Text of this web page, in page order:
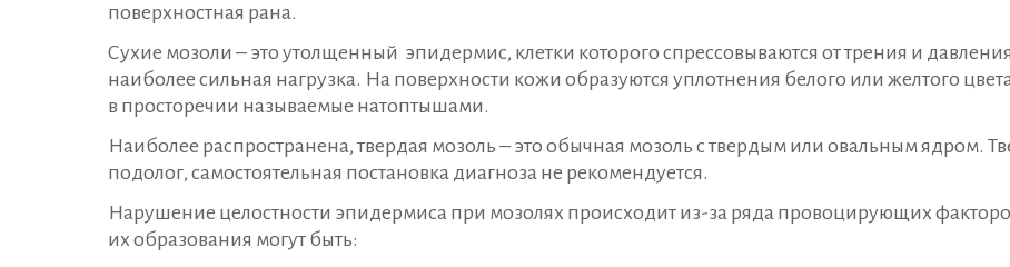
поверхностная рана.
Сухие мозоли – это утолщенный эпидермис, клетки которого спрессовываются от трения и
наиболее сильная нагрузка. На поверхности кожи образуются уплотнения белого или желтого
в просторечии называемые натоптышами.
Наиболее распространена, твердая мозоль – это обычная мозоль с твердым или овальным ядром.
подолог, самостоятельная постановка диагноза не рекомендуется.
Нарушение целостности эпидермиса при мозолях происходит из-за ряда провоцирующих
их образования могут быть: